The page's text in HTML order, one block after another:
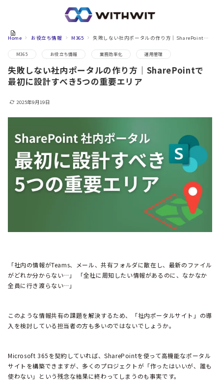
Home お役立ち情報 M365 失敗しない社内ポータルの作り方｜SharePointで最初に設計すべき5つの重要エリア
M365 お役立ち情報 業務効率化 運用管理
失敗しない社内ポータルの作り方｜SharePointで
最初に設計すべき5つの重要エリア
2025年9月19日
「社内の情報がTeams、メール、共有フォルダに散在し、最新のファイル
がどれか分からない…」 「全社に周知したい情報があるのに、なかなか
全員に行き渡らない…」
このような情報共有の課題を解決するため、「社内ポータルサイト」の導
入を検討している担当者の方も多いのではないでしょうか。
Microsoft 365を契約していれば、SharePointを使って高機能なポータル
サイトを構築できますが、多くのプロジェクトが「作ったはいいが、誰も
使わない」という残念な結果に終わってしまうのも事実です。